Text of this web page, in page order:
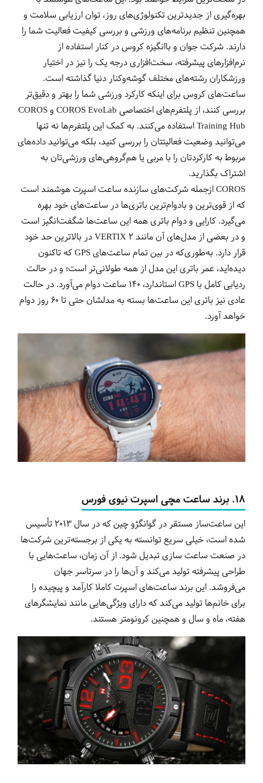
بهره‌گیری از جدیدترین تکنولوژی‌های روز، توان ارزیابی سلامت و
همچنین تنظیم برنامه‌های ورزشی و بررسی کیفیت فعالیت شما را
دارند. شرکت جوان و باانگیزه کروس در کنار استفاده از
نرم‌افزارهای پیشرفته، سخت‌افزاری درجه یک را نیز در اختیار
ورزشکاران رشته‌های مختلف گوشه‌و‌کنار دنیا گذاشته است.
ساعت‌های کروس برای اینکه کارکرد ورزشی شما را بهتر و دقیق‌تر
بررسی کنند، از پلتفرم‌های اختصاصی COROS EvoLab و COROS
Training Hubاستفاده می‌کنند. به کمک این پلتفرم‌ها نه تنها
می‌توانید وضعیت فعالیتتان را بررسی کنید، بلکه می‌توانید داده‌های
مربوط به کارکردتان را با مربی یا هم‌گروهی‌های ورزشی‌تان به
اشتراک بگذارید.
COROS ازجمله شرکت‌های سازنده ساعت‌ اسپرت هوشمند است
که از قوی‌ترین و بادوام‌ترین باتری‌ها در ساعت‌های خود بهره
می‌گیرد. کارایی و دوام باتری همه این ساعت‌ها شگفت‌انگیز است
و در بعضی از‌ مدل‌های آن مانند VERTIX 2 در بالاترین حد خود
قرار دارد. به‌طوری‌که در بین تمام ساعت‌های GPS که تاکنون
دیده‌اید، عمر باتری این مدل از همه طولانی‌تر است؛ و در حالت
ردیابی کامل با GPS استاندارد، 140 ساعت دوام می‌آورد. در حالت
عادی نیز باتری این ساعت‌ها بسته به مدلشان حتی تا 60 روز دوام
خواهد آورد.‌
18. برند ساعت مچی اسپرت نیوی فورس
این ساعت‌ساز مستقر در گوانگژو چین که در سال 2013 تأسیس
شده است، خیلی سریع توانسته به یکی از برجسته‌ترین شرکت‌ها
در صنعت ساعت سازی تبدیل شود. از آن زمان، ساعت‌هایی با
طراحی پیشرفته تولید می‌کند و آن‌ها را در سرتاسر جهان
می‌فروشد. این برند ساعت‌های اسپرت کاملا کارآمد و پیچیده را
برای خانم‌ها تولید می‌کند که دارای ویژگی‌هایی مانند نمایشگرهای
هفته، ماه و سال و همچنین کرونومتر هستند.